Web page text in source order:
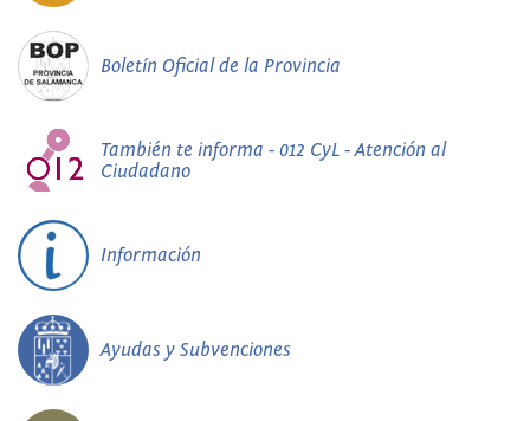
Boletín Oficial de la Provincia
También te informa - 012 CyL - Atención al
Ciudadano
Información
Ayudas y Subvenciones